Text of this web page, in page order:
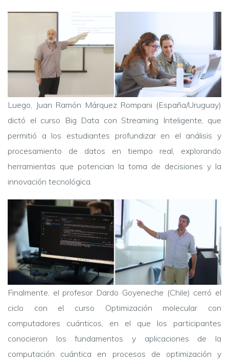
Luego, Juan Ramón Márquez Rompani (España/Uruguay)
dictó el curso Big Data con Streaming Inteligente, que
permitió a los estudiantes profundizar en el análisis y
procesamiento de datos en tiempo real, explorando
herramientas que potencian la toma de decisiones y la
innovación tecnológica.
Finalmente, el profesor Dardo Goyeneche (Chile) cerró el
ciclo con el curso Optimización molecular con
computadores cuánticos, en el que los participantes
conocieron los fundamentos y aplicaciones de la
computación cuántica en procesos de optimización y